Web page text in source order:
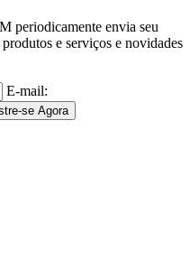
periodicamente envia seu
e serviços e novidades
E-mail: